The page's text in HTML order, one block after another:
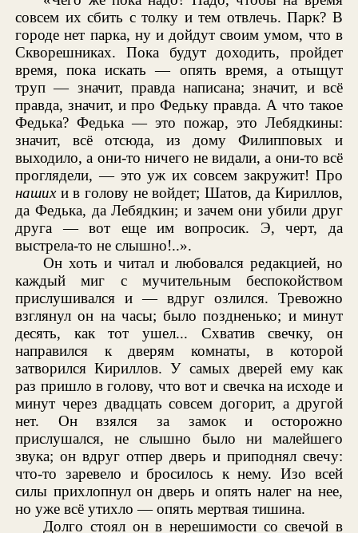
совсем их сбить с толку и тем отвлечь. Парк? В
городе нет парка, ну и дойдут своим умом, что в
Скворешниках. Пока будут доходить, пройдет
время, пока искать — опять время, а отыщут
труп — значит, правда написана; значит, и всё
правда, значит, и про Федьку правда. А что такое
Федька? Федька — это пожар, это Лебядкины:
значит, всё отсюда, из дому Филипповых и
выходило, а они-то ничего не видали, а они-то всё
проглядели, — это уж их совсем закружит! Про
нашихи в голову не войдет; Шатов, да Кириллов,
да Федька, да Лебядкин; и зачем они убили друг
друга — вот еще им вопросик. Э, черт, да
выстрела-то не слышно!..».
Он хоть и читал и любовался редакцией, но
каждый миг с мучительным беспокойством
прислушивался и — вдруг озлился. Тревожно
взглянул он на часы; было поздненько; и минут
десять, как тот ушел... Схватив свечку, он
направился к дверям комнаты, в которой
затворился Кириллов. У самых дверей ему как
раз пришло в голову, что вот и свечка на исходе и
минут через двадцать совсем догорит, а другой
нет. Он взялся за замок и осторожно
прислушался, не слышно было ни малейшего
звука; он вдруг отпер дверь и приподнял свечу:
что-то заревело и бросилось к нему. Изо всей
силы прихлопнул он дверь и опять налег на нее,
но уже всё утихло — опять мертвая тишина.
Долго стоял он в нерешимости со свечой в